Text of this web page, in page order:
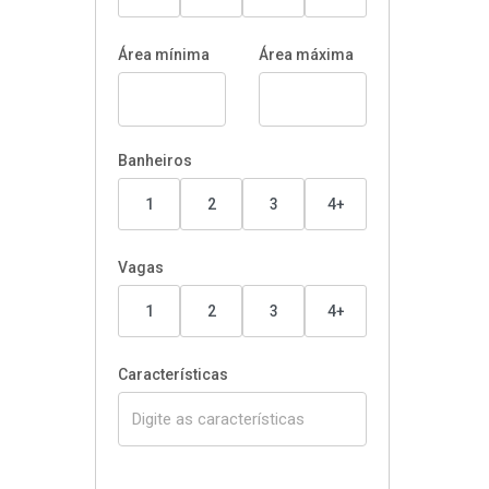
Área mínima Área máxima
Banheiros
1 2 3 4+
Vagas
1 2 3 4+
Características